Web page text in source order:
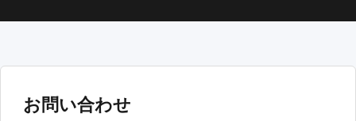
お問い合わせ